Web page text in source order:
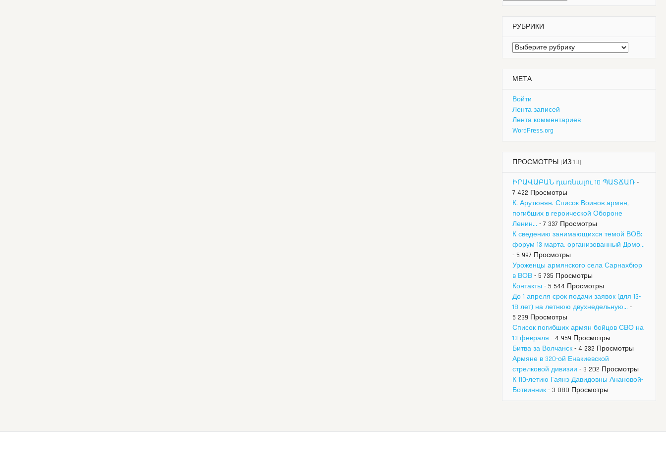
РУБРИКИ
Рубрики
МЕТА
Войти
Лента записей
Лента комментариев
WordPress.org
ПРОСМОТРЫ (ИЗ 10)
ԻՐԱՎԱԲԱՆ դառնալու 10 ՊԱՏՃԱՌ -
7 422 Просмотры
К. Арутюнян. Список Воинов-армян,
погибших в героической Обороне
Ленин... - 7 337 Просмотры
К сведению занимающихся темой ВОВ:
форум 13 марта, организованный Домо...
- 5 997 Просмотры
Уроженцы армянского села Сарнахбюр
в ВОВ - 5 735 Просмотры
Контакты - 5 544 Просмотры
До 1 апреля срок подачи заявок (для 13-
18 лет) на летнюю двухнедельную... -
5 239 Просмотры
Список погибших армян бойцов СВО на
13 февраля - 4 959 Просмотры
Битва за Волчанск - 4 232 Просмотры
Армяне в 320-ой Енакиевской
стрелковой дивизии - 3 202 Просмотры
К 110-летию Гаянэ Давидовны Анановой-
Ботвинник - 3 080 Просмотры